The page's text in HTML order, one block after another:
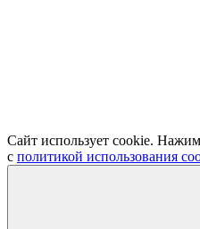
Сайт использует cookie.
с политикой использования